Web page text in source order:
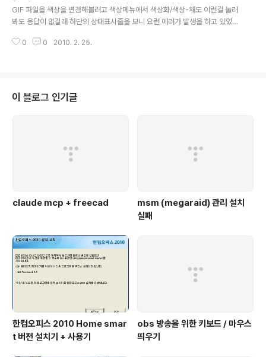
두 지점의 거리, 각도 그리고 두 개 지점을 포함하는 사각형
의 크기가 나타난다. (캡쳐를 위해 alt를 누르면 Step 2의
docs.gimp.org/en/gimp-tool-measure.html]
GIF 파일을 색상을 변경해볼려고 색상메뉴에서 색상화/색상-채도 이런걸 눌러
봐도 응답이 없길래 하단의 상태표시줄을 보니 요런 에러가 발생을 하고 있었
로 선택해주면 된다.
0 0 2010. 2. 25.
이 블로그 인기글
claude mcp + freecad
msm (megaraid) 관리 설치
실패
한컴오피스 2010 Home smar
t 버전 설치기 + 사용기
obs 방송을 위한 키보드 / 마우스
띄우기